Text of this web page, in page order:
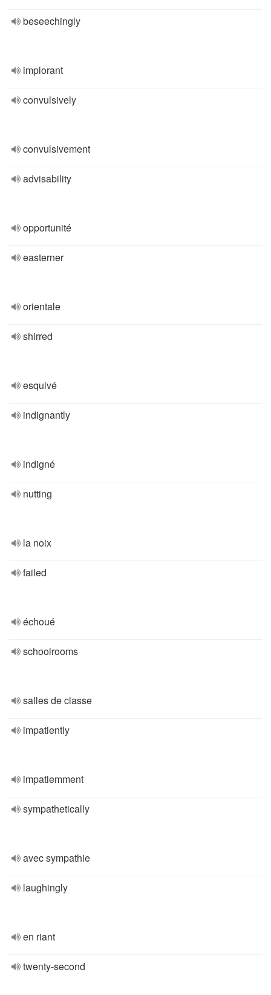
beseechingly
implorant
convulsively
convulsivement
advisability
opportunité
easterner
orientale
shirred
esquivé
indignantly
indigné
nutting
la noix
failed
échoué
schoolrooms
salles de classe
impatiently
impatiemment
sympathetically
avec sympathie
laughingly
en riant
twenty-second